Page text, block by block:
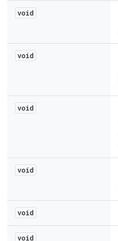
void
void
void
void
void
void